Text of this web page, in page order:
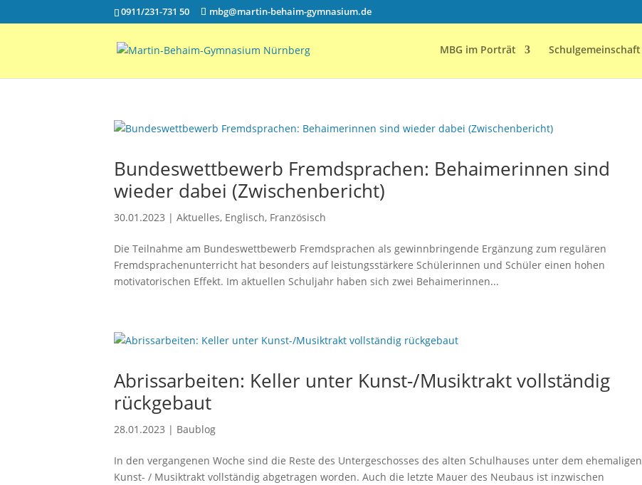
0911/231-731 50 mbg@martin-behaim-gymnasium.de
MBG im Porträt Schulgemeinschaft
Bundeswettbewerb Fremdsprachen: Behaimerinnen sind
wieder dabei (Zwischenbericht)
30.01.2023 | Aktuelles, Englisch, Französisch
Die Teilnahme am Bundeswettbewerb Fremdsprachen als gewinnbringende Ergänzung zum regulären
Fremdsprachenunterricht hat besonders auf leistungsstärkere Schülerinnen und Schüler einen hohen
motivatorischen Effekt. Im aktuellen Schuljahr haben sich zwei Behaimerinnen...
Abrissarbeiten: Keller unter Kunst-/Musiktrakt vollständig
rückgebaut
28.01.2023 | Baublog
In den vergangenen Woche sind die Reste des Untergeschosses des alten Schulhauses unter dem ehemaligen
Kunst- / Musiktrakt vollständig abgetragen worden. Auch die letzte Mauer des Neubaus ist inzwischen